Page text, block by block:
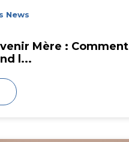
News
Mère : Comment
l...